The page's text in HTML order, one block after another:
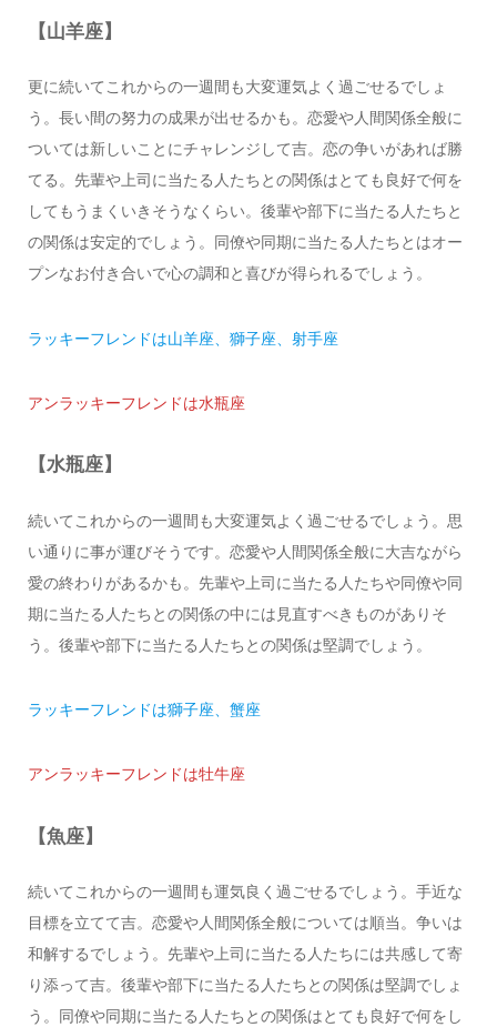
【山羊座】
更に続いてこれからの一週間も大変運気よく過ごせるでしょ
う。長い間の努力の成果が出せるかも。恋愛や人間関係全般に
ついては新しいことにチャレンジして吉。恋の争いがあれば勝
てる。先輩や上司に当たる人たちとの関係はとても良好で何を
してもうまくいきそうなくらい。後輩や部下に当たる人たちと
の関係は安定的でしょう。同僚や同期に当たる人たちとはオー
プンなお付き合いで心の調和と喜びが得られるでしょう。
ラッキーフレンドは山羊座、獅子座、射手座
アンラッキーフレンドは水瓶座
【水瓶座】
続いてこれからの一週間も大変運気よく過ごせるでしょう。思
い通りに事が運びそうです。恋愛や人間関係全般に大吉ながら
愛の終わりがあるかも。先輩や上司に当たる人たちや同僚や同
期に当たる人たちとの関係の中には見直すべきものがありそ
う。後輩や部下に当たる人たちとの関係は堅調でしょう。
ラッキーフレンドは獅子座、蟹座
アンラッキーフレンドは牡牛座
【魚座】
続いてこれからの一週間も運気良く過ごせるでしょう。手近な
目標を立てて吉。恋愛や人間関係全般については順当。争いは
和解するでしょう。先輩や上司に当たる人たちには共感して寄
り添って吉。後輩や部下に当たる人たちとの関係は堅調でしょ
う。同僚や同期に当たる人たちとの関係はとても良好で何をし